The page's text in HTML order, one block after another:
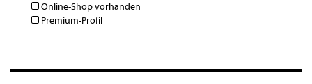
Online-Shop vorhanden
Premium-Profil